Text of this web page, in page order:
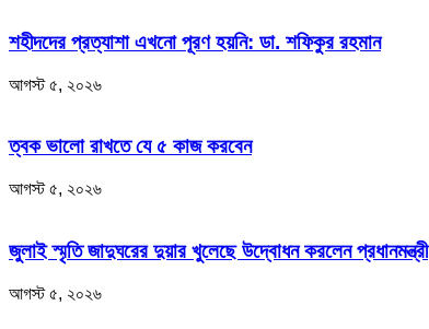
শহীদদের প্রত্যাশা এখনো পূরণ হয়নি: ডা. শফিকুর রহমান
আগস্ট ৫, ২০২৬
ত্বক ভালো রাখতে যে ৫ কাজ করবেন
আগস্ট ৫, ২০২৬
জুলাই স্মৃতি জাদুঘরের দুয়ার খুলেছে উদ্বোধন করলেন প্রধানমন্ত্রী
আগস্ট ৫, ২০২৬